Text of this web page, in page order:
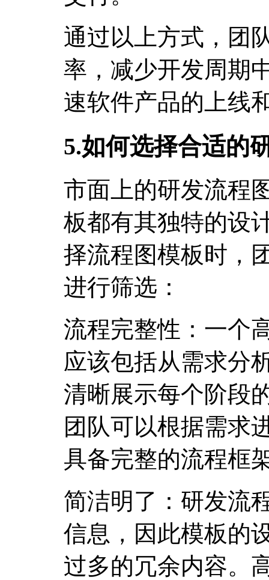
通过以上方式，团
率，减少开发周期
速软件产品的上线
5.如何选择合适的
市面上的研发流程
板都有其独特的设
择流程图模板时，
进行筛选：
流程完整性：一个
应该包括从需求分
清晰展示每个阶段
团队可以根据需求
具备完整的流程框
简洁明了：研发流
信息，因此模板的
过多的冗余内容。